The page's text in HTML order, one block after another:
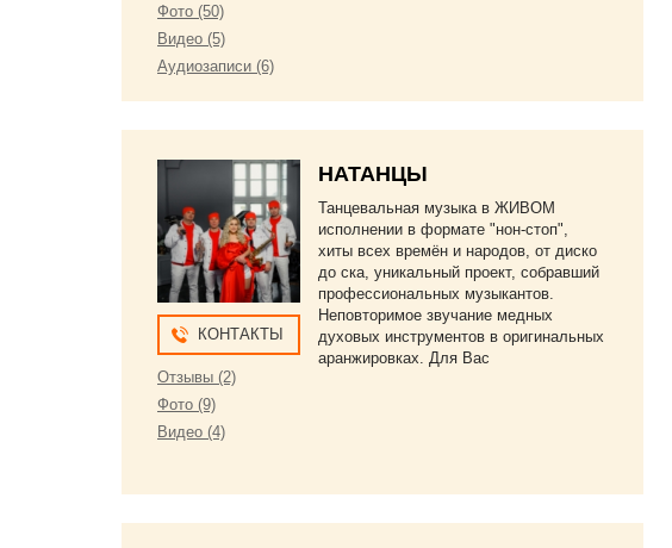
Фото (50)
Видео (5)
Аудиозаписи (6)
КОНТАКТЫ
Отзывы (2)
Фото (9)
Видео (4)
НАТАНЦЫ
Танцевальная музыка в ЖИВОМ
исполнении в формате "нон-стоп",
хиты всех времён и народов, от диско
до ска, уникальный проект, собравший
профессиональных музыкантов.
Неповторимое звучание медных
духовых инструментов в оригинальных
аранжировках. Для Вас